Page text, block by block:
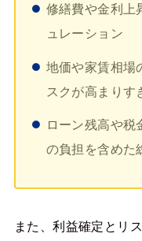
修繕費や金利上
ュレーション
地価や家賃相場
スクが高まりす
ローン残高や税
の負担を含めた
また、利益確定とリ